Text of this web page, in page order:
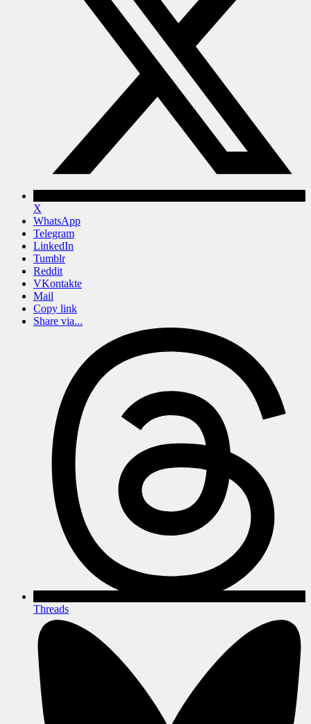
X
WhatsApp
Telegram
LinkedIn
Tumblr
Reddit
VKontakte
Mail
Copy link
Share via...
Threads